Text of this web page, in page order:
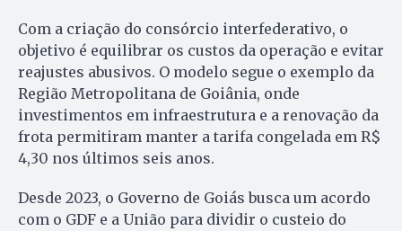
Com a criação do consórcio interfederativo, o
objetivo é equilibrar os custos da operação e evitar
reajustes abusivos. O modelo segue o exemplo da
Região Metropolitana de Goiânia, onde
investimentos em infraestrutura e a renovação da
frota permitiram manter a tarifa congelada em R$
4,30 nos últimos seis anos.
Desde 2023, o Governo de Goiás busca um acordo
com o GDF e a União para dividir o custeio do